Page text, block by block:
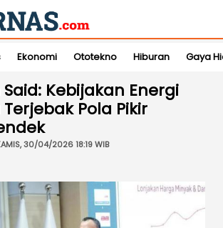
Ekonomi Ototekno Hiburan Gaya
Kebijakan Energi
Pola Pikir
30/04/2026 18:19 WIB